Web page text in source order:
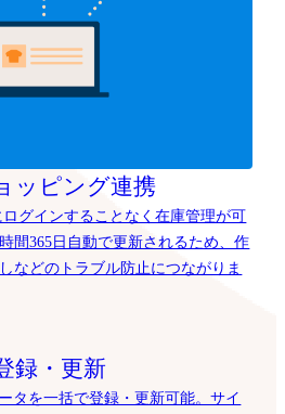
ッピング連携
グインすることなく在庫管理が可
間365日自動で更新されるため、作
などのトラブル防止につながりま
録・更新
タを一括で登録・更新可能。サイ